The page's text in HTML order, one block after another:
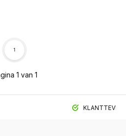
1 van 1
1